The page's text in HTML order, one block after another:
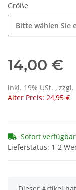
Größe
Bitte wählen Sie
14,00 €
inkl. 19% USt. , zzgl.
Alter Preis: 24,95 €
Sofort verfügbar
Lieferstatus: 1-2
x